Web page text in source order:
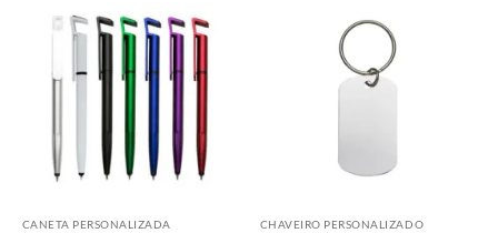
CANETA PERSONALIZADA CHAVEIRO PERSONALIZADO